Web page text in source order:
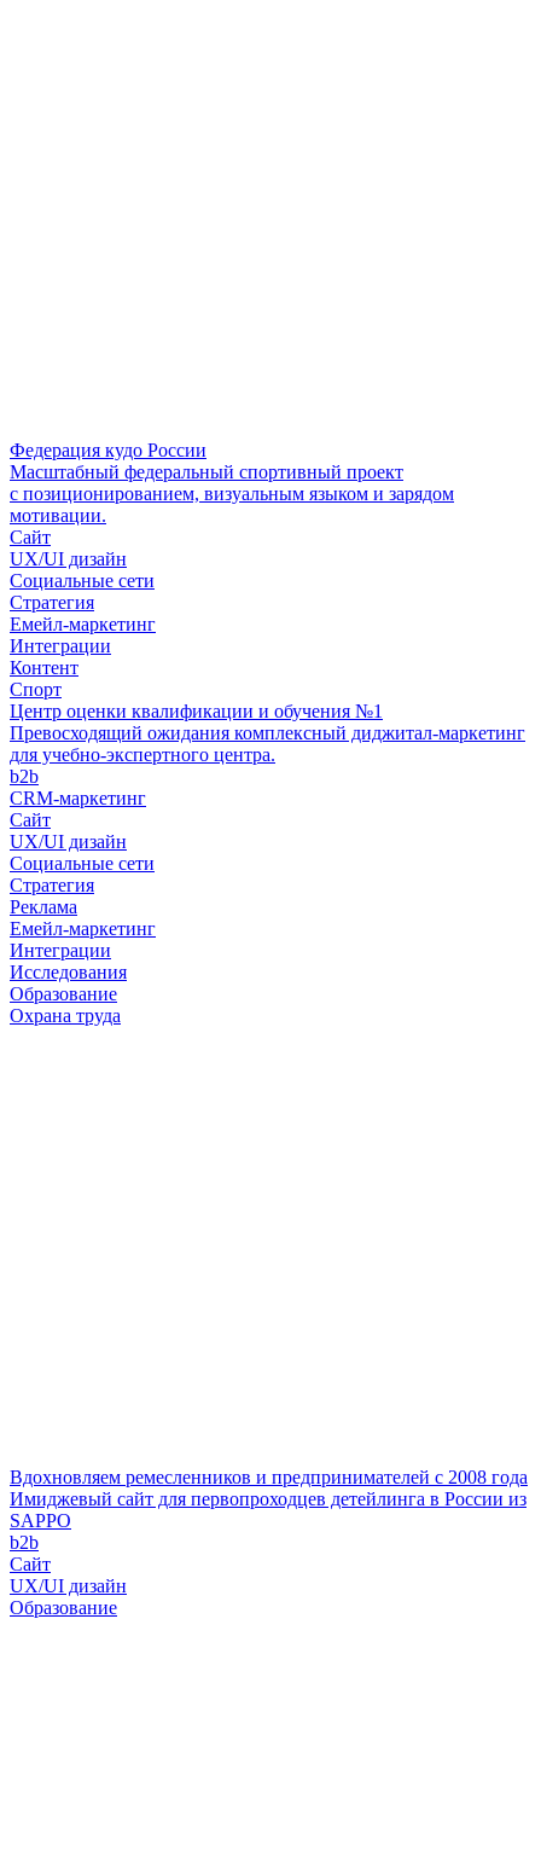
Федерация кудо России
Масштабный федеральный спортивный проект
с позиционированием, визуальным языком и зарядом
мотивации.
Сайт
UX/UI дизайн
Социальные сети
Стратегия
Емейл-маркетинг
Интеграции
Контент
Спорт
Центр оценки квалификации и обучения №1
Превосходящий ожидания комплексный диджитал-маркетинг
для учебно-экспертного центра.
b2b
CRM-маркетинг
Сайт
UX/UI дизайн
Социальные сети
Стратегия
Реклама
Емейл-маркетинг
Интеграции
Исследования
Образование
Охрана труда
Вдохновляем ремесленников и предпринимателей с 2008 года
Имиджевый сайт для первопроходцев детейлинга в России из
SAPPO
b2b
Сайт
UX/UI дизайн
Образование